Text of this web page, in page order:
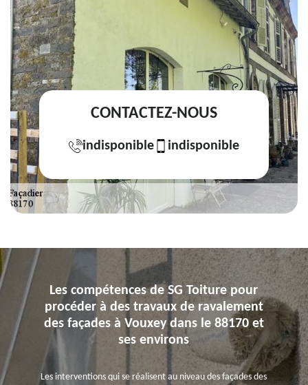
CONTACTEZ-NOUS
indisponible indisponible
Les compétences de SG Toiture pour
procéder à des travaux de ravalement
des façades à Vouxey dans le 88170 et
ses environs
Les interventions qui se réalisent au niveau des façades des